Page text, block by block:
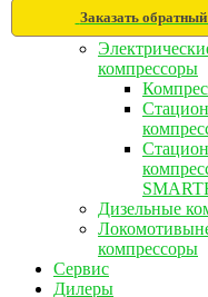
Заказать
компрессоры
Дизельные
компрессоры
Сервис
Дилеры